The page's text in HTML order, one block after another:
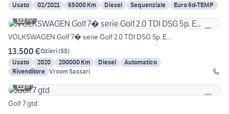
Usato
02/2021 65000 Km Diesel Sequenziale
Euro 6d-TEMP
20
VOLKSWAGEN Golf 7� serie Golf 2.0 TDI DSG 5p. E...
13.500 €Ozieri(SS)
Usato
2020 200000 Km Diesel
Automatico
Rivenditore Vroom Sassari
6
Golf 7 gtd